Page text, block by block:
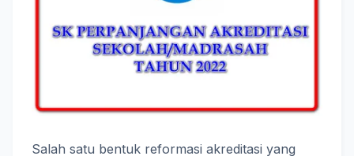
Salah satu bentuk reformasi akreditasi yang